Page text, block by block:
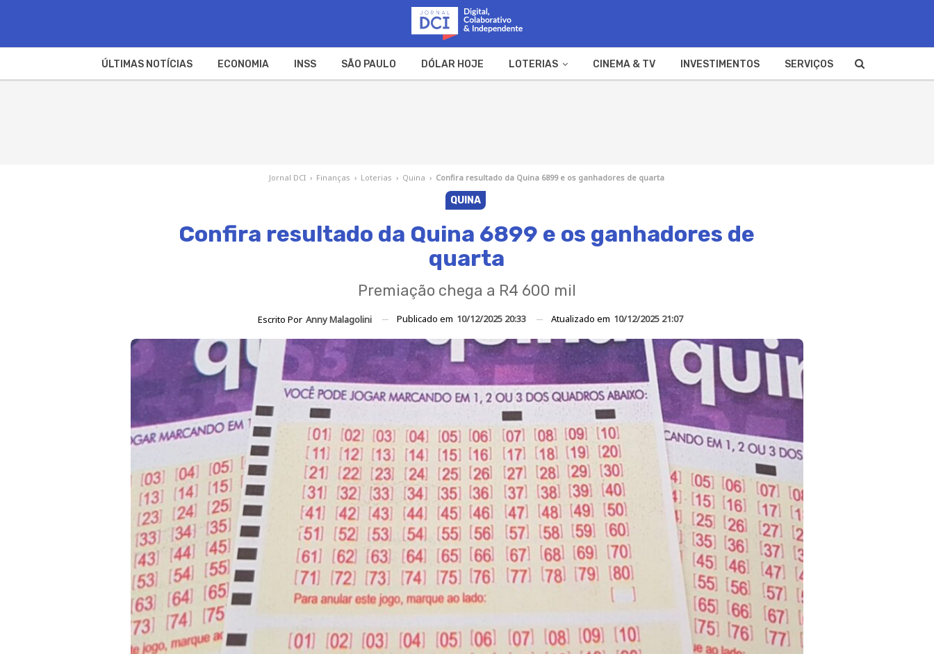
ÚLTIMAS NOTÍCIAS ECONOMIA INSS SÃO PAULO DÓLAR HOJE LOTERIAS CINEMA & TV INVESTIMENTOS SERVIÇOS
Jornal DCI › Finanças › Loterias › Quina › Confira resultado da Quina 6899 e os ganhadores de quarta
QUINA
Confira resultado da Quina 6899 e os ganhadores de
quarta
Premiação chega a R4 600 mil
Escrito Por Anny Malagolini Publicado em 10/12/2025 20:33 Atualizado em 10/12/2025 21:07